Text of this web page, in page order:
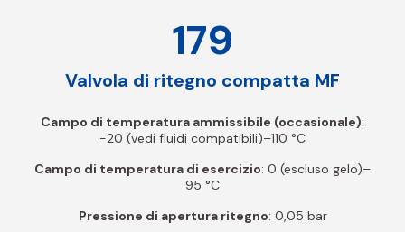
179
Valvola di ritegno compatta MF
Campo di temperatura ammissibile (occasionale):
-20 (vedi fluidi compatibili)–110 °C
Campo di temperatura di esercizio: 0 (escluso gelo)–
95 °C
Pressione di apertura ritegno: 0,05 bar